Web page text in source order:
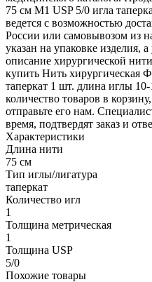
75 см М1 USP 5/0 игла
ведется с возможностью
России или самовывозом из
указан на упаковке изделия,
описание хирургической
купить Нить хирургическая
таперкат 1 шт. длина иглы
количество товаров в
отправьте его нам.
время, подтвердят заказ и
Характеристики
Длина нити
75 см
Тип иглы/лигатура
таперкат
Количество игл
1
Толщина метрическая
1
Толщина USP
5/0
Похожие товары